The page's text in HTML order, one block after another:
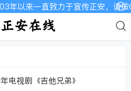
年以来一直致力于宣传正安，请
电视剧《吉他兄弟》